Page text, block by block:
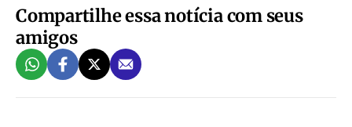
Compartilhe essa notícia com seus
amigos